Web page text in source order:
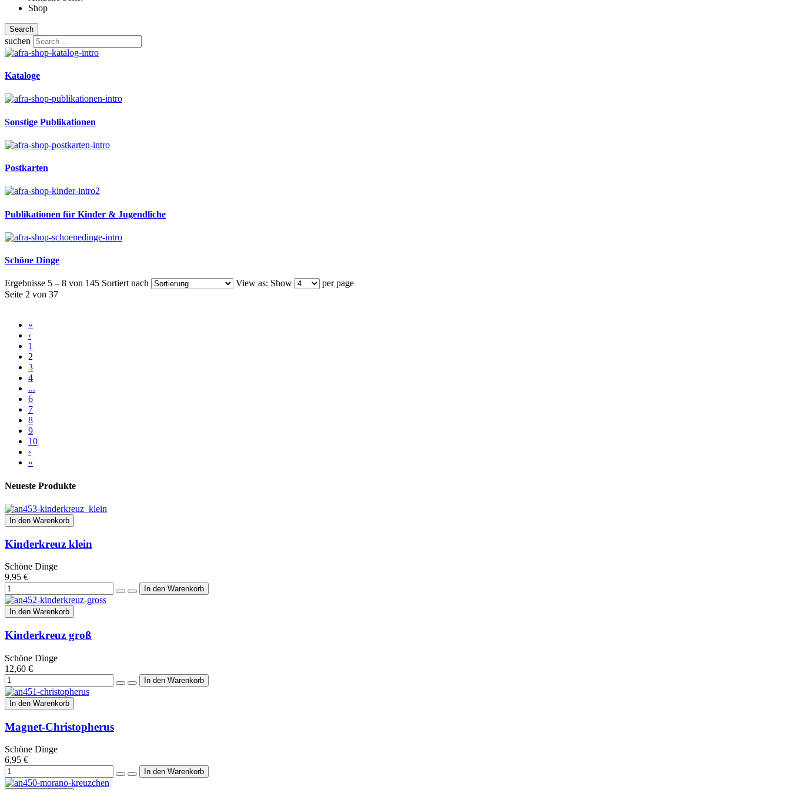
Shop
Search
suchen
Kataloge
Sonstige Publikationen
Postkarten
Publikationen für Kinder & Jugendliche
Schöne Dinge
Ergebnisse 5 – 8 von 145 Sortiert nach View as: Show
per page
Seite 2 von 37
«
‹
1
2
3
4
...
6
7
8
9
10
›
»
Neueste Produkte
In den Warenkorb
Kinderkreuz klein
Schöne Dinge
9,95 €
In den Warenkorb
Kinderkreuz groß
Schöne Dinge
12,60 €
In den Warenkorb
Magnet-Christopherus
Schöne Dinge
6,95 €